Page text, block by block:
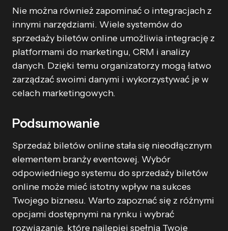
Nie można również zapominać o integracjach z
innymi narzędziami. Wiele systemów do
sprzedaży biletów online umożliwia integrację z
platformami do marketingu, CRM i analizy
danych. Dzięki temu organizatorzy mogą łatwo
zarządzać swoimi danymi i wykorzystywać je w
celach marketingowych.
Podsumowanie
Sprzedaż biletów online stała się nieodłącznym
elementem branży eventowej. Wybór
odpowiedniego systemu do sprzedaży biletów
online może mieć istotny wpływ na sukces
Twojego biznesu. Warto zapoznać się z różnymi
opcjami dostępnymi na rynku i wybrać
rozwiązanie, które najlepiej spełnia Twoje